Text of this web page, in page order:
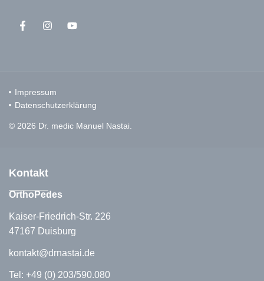
Impressum
Datenschutzerklärung
© 2026 Dr. medic Manuel Nastai.
Kontakt
OrthoPedes
Kaiser-Friedrich-Str. 226
47167 Duisburg
kontakt@drnastai.de
Tel: +49 (0) 203/590.080